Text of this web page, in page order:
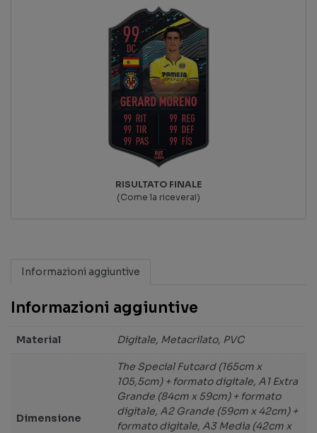
RISULTATO FINALE
(Come la riceverai)
Informazioni aggiuntive
Informazioni aggiuntive
Material Digitale, Metacrilato, PVC
Dimensione
The Special Futcard (165cm x
105,5cm) + formato digitale, A1 Extra
Grande (84cm x 59cm) + formato
digitale, A2 Grande (59cm x 42cm) +
formato digitale, A3 Media (42cm x